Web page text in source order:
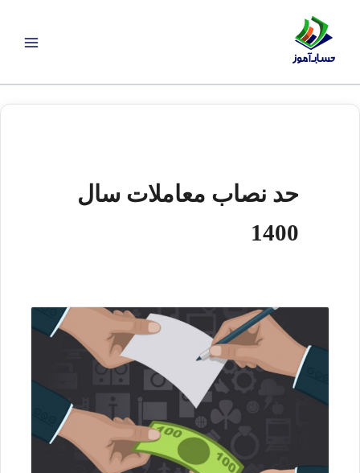
حد نصاب معاملات سال
1400